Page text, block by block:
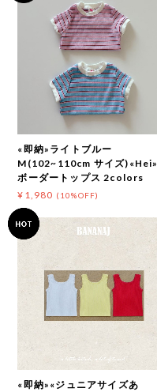
«即納»ライトブルー
M(102~110cm サイズ)«Hei»
ボーダートップス 2colors
¥1,980 (10%OFF)
«即納»«ジュニアサイズあ